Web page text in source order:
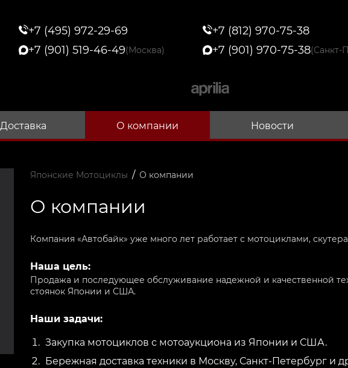
+7 (495) 972-29-69
+7 (901) 519-46-49(Москва)
+7 (812) 970-75-38
+7 (901) 970-75-38(Санкт-
Доставка О компании Новости
Японские Мотоциклы / О компании
О компании
Компания «Автобайк» уже много лет работает с мотоциклами,
Наша цель:
Продажа и последующее обслуживание надежной и качественной
стоянок Японии и США.
Наши задачи:
Закупка мотоциклов с мотоаукциона из Японии и США.
Бережная доставка техники в Москву, Санкт-Петербург и